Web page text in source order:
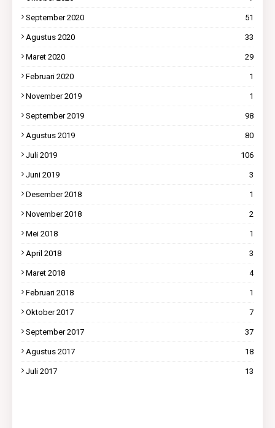
September 2020 51
Agustus 2020 33
Maret 2020 29
Februari 2020 1
November 2019 1
September 2019 98
Agustus 2019 80
Juli 2019 106
Juni 2019 3
Desember 2018 1
November 2018 2
Mei 2018 1
April 2018 3
Maret 2018 4
Februari 2018 1
Oktober 2017 7
September 2017 37
Agustus 2017 18
Juli 2017 13